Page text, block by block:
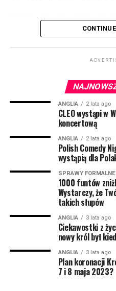
Living Payment została
Osoby pobierające
wczesną wiosną 2023.
Następna transza będzie
tym razem otrzymamy 300
roku mieszkańcy mogą
razem 299 funtów.
Z jednej strony wiadomość,
w wysokości aż 900 funtów
strony jej podzielenie aż
więcej pomocy w 2023 roku
Przynajmniej nie dla osób
Credit. Na wyższe kwoty
osoby niepełnosprawne.
Tzw. disability payment
ANGLIA 2 lata ago
CLEO wystąpi w
koncertową
ANGLIA 2 lata ago
Polish Comedy
wystąpią dla
SPRAWY FORMALNE
1000 funtów
Wystarczy, że
takich słupów
ANGLIA 3 lata ago
Ciekawostki z
nowy król był
ANGLIA 3 lata ago
Plan koronacji
7 i 8 maja 2023?